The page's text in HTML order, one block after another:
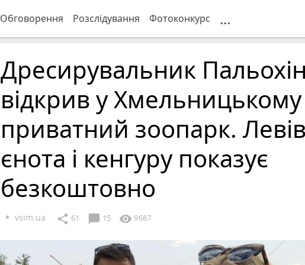
Обговорення Розслідування Фотоконкурс ...
Дресирувальник Пальохін
відкрив у Хмельницькому
приватний зоопарк.
єнота і кенгуру показує
безкоштовно
vsim.ua share 61 chat_bubble 15 visibility 9687